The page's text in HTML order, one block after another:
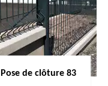
Pose de clôture 83